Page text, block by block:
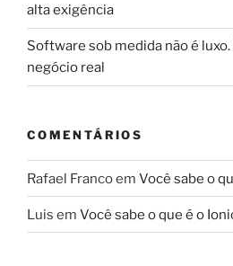
alta exigência
Software sob medida não é luxo.
negócio real
COMENTÁRIOS
Rafael Francoem Você sabe o
Luis em Você sabe o que é o